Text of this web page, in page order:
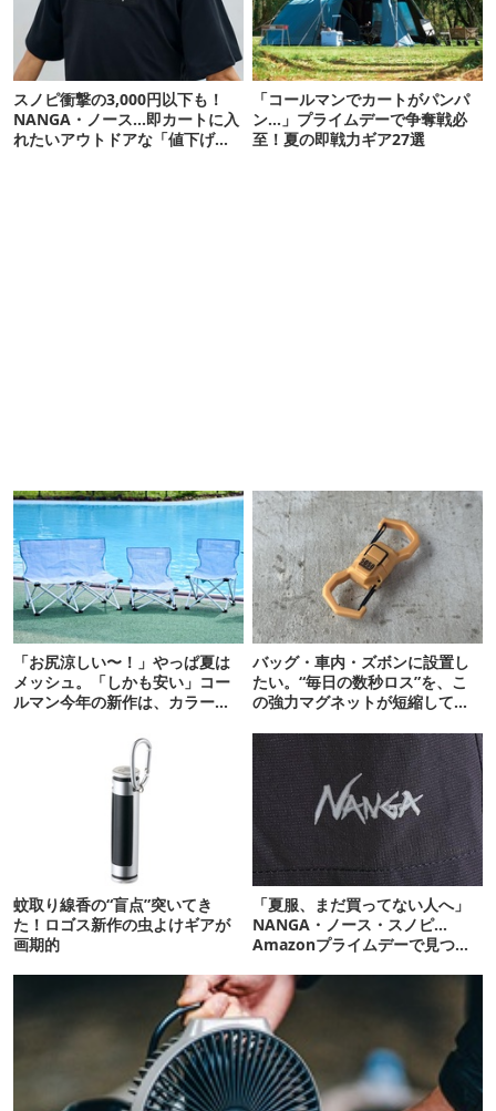
スノピ衝撃の3,000円以下も！
NANGA・ノース…即カートに入
れたいアウトドアな「値下げ夏
「コールマンでカートがパンパ
ン…」プライムデーで争奪戦必
至！夏の即戦力ギア27選
「お尻涼しい〜！」やっぱ夏は
メッシュ。「しかも安い」コー
ルマン今年の新作は、カラーも
バッグ・車内・ズボンに設置し
たい。“毎日の数秒ロス”を、こ
の強力マグネットが短縮してく
蚊取り線香の“盲点”突いてき
た！ロゴス新作の虫よけギアが
画期的
「夏服、まだ買ってない人へ」
NANGA・ノース・スノピ…
Amazonプライムデーで見つけ